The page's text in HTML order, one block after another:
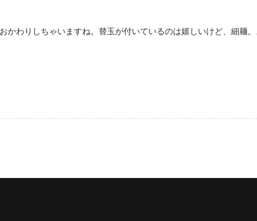
かわりしちゃいますね。替玉が付いているのは嬉しいけど、細麺